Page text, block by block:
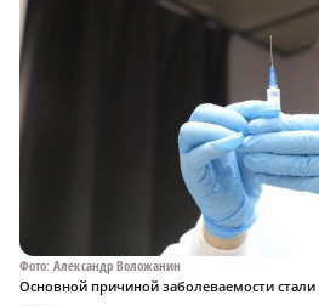
Фото: Александр Воложанин
Основной причиной заболеваемости